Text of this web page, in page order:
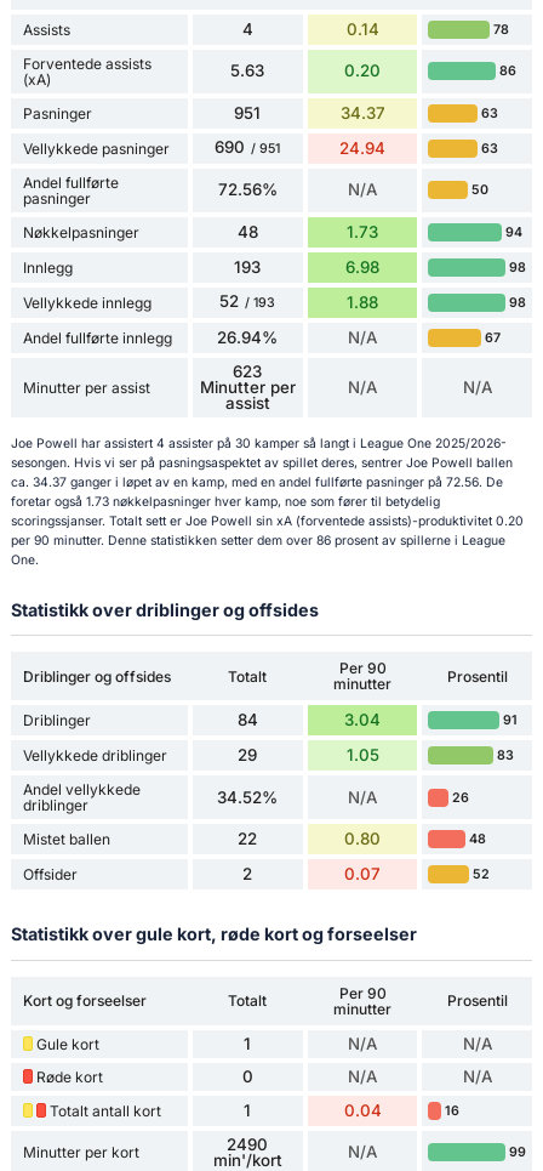
Assists
4 0.14 78
Forventede assists
(xA)
5.63 0.20 86
Pasninger 951 34.37 63
Vellykkede pasninger 690 / 951 24.94 63
Andel fullførte
pasninger
72.56% N/A 50
Nøkkelpasninger 48 1.73 94
Innlegg 193 6.98 98
Vellykkede innlegg 52 / 193 1.88 98
Andel fullførte innlegg 26.94% N/A 67
Minutter per assist
623
Minutter per
assist
N/A N/A
Joe Powell har assistert 4 assister på 30 kamper så langt i League One 2025/2026-
sesongen. Hvis vi ser på pasningsaspektet av spillet deres, sentrer Joe Powell ballen
ca. 34.37 ganger i løpet av en kamp, med en andel fullførte pasninger på 72.56. De
foretar også 1.73 nøkkelpasninger hver kamp, noe som fører til betydelig
scoringssjanser. Totalt sett er Joe Powell sin xA (forventede assists)-produktivitet 0.20
per 90 minutter. Denne statistikken setter dem over 86 prosent av spillerne i League
One.
Statistikk over driblinger og offsides
Driblinger og offsides Totalt
Per 90
minutter
Prosentil
Driblinger 84 3.04 91
Vellykkede driblinger 29 1.05 83
Andel vellykkede
driblinger
34.52% N/A 26
Mistet ballen 22 0.80 48
Offsider 2 0.07 52
Statistikk over gule kort, røde kort og forseelser
Kort og forseelser Totalt
Per 90
minutter
Prosentil
Gule kort 1 N/A N/A
Røde kort 0 N/A N/A
Totalt antall kort 1 0.04 16
Minutter per kort
2490
min'/kort
N/A 99